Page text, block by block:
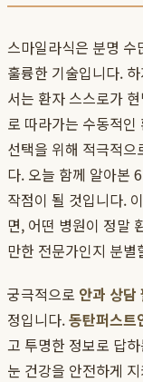
스마일라식은 분명
훌륭한 기술입니다.
서는 환자 스스로가
로 따라가는 수동적
선택을 위해 적극적
다. 오늘 함께 알아본
작점이 될 것입니다.
면, 어떤 병원이 정말
만한 전문가인지 분
궁극적으로 안과 상담
정입니다.동탄퍼스트
고 투명한 정보로 답
눈 건강을 안전하게